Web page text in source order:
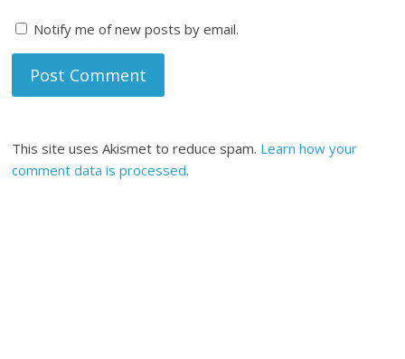
Notify me of new posts by email.
This site uses Akismet to reduce spam. Learn how your
comment data is processed.